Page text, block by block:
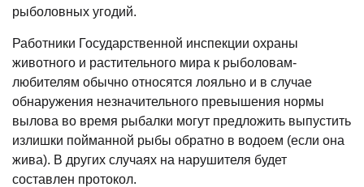
рыболовных угодий.
Работники Государственной инспекции охраны
животного и растительного мира к рыболовам-
любителям обычно относятся лояльно и в случае
обнаружения незначительного превышения нормы
вылова во время рыбалки могут предложить выпустить
излишки пойманной рыбы обратно в водоем (если она
жива). В других случаях на нарушителя будет
составлен протокол.